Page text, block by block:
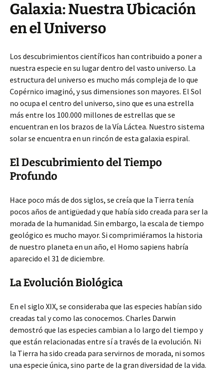
Galaxia: Nuestra Ubicación
en el Universo
Los descubrimientos científicos han contribuido a poner a
nuestra especie en su lugar dentro del vasto universo. La
estructura del universo es mucho más compleja de lo que
Copérnico imaginó, y sus dimensiones son mayores. El Sol
no ocupa el centro del universo, sino que es una estrella
más entre los 100.000 millones de estrellas que se
encuentran en los brazos de la Vía Láctea. Nuestro sistema
solar se encuentra en un rincón de esta galaxia espiral.
El Descubrimiento del Tiempo
Profundo
Hace poco más de dos siglos, se creía que la Tierra tenía
pocos años de antigüedad y que había sido creada para ser la
morada de la humanidad. Sin embargo, la escala de tiempo
geológico es mucho mayor. Si comprimiéramos la historia
de nuestro planeta en un año, el Homo sapiens habría
aparecido el 31 de diciembre.
La Evolución Biológica
En el siglo XIX, se consideraba que las especies habían sido
creadas tal y como las conocemos. Charles Darwin
demostró que las especies cambian a lo largo del tiempo y
que están relacionadas entre sí a través de la evolución. Ni
la Tierra ha sido creada para servirnos de morada, ni somos
una especie única, sino parte de la gran diversidad de la vida.